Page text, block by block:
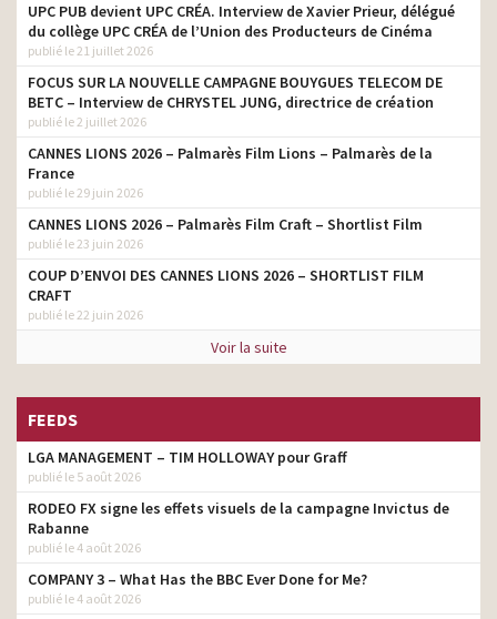
UPC PUB devient UPC CRÉA. Interview de Xavier Prieur, délégué
du collège UPC CRÉA de l’Union des Producteurs de Cinéma
publié le 21 juillet 2026
FOCUS SUR LA NOUVELLE CAMPAGNE BOUYGUES TELECOM DE
BETC – Interview de CHRYSTEL JUNG, directrice de création
publié le 2 juillet 2026
CANNES LIONS 2026 – Palmarès Film Lions – Palmarès de la
France
publié le 29 juin 2026
CANNES LIONS 2026 – Palmarès Film Craft – Shortlist Film
publié le 23 juin 2026
COUP D’ENVOI DES CANNES LIONS 2026 – SHORTLIST FILM
CRAFT
publié le 22 juin 2026
Voir la suite
FEEDS
LGA MANAGEMENT – TIM HOLLOWAY pour Graff
publié le 5 août 2026
RODEO FX signe les effets visuels de la campagne Invictus de
Rabanne
publié le 4 août 2026
COMPANY 3 – What Has the BBC Ever Done for Me?
publié le 4 août 2026